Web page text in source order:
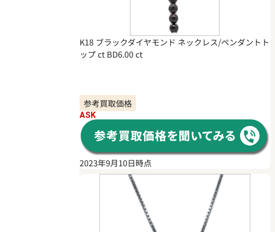
K18 ブラックダイヤモンド ネックレス/ペンダントト
ップ ct BD6.00 ct
参考買取価格
ASK
2023年9月10日時点